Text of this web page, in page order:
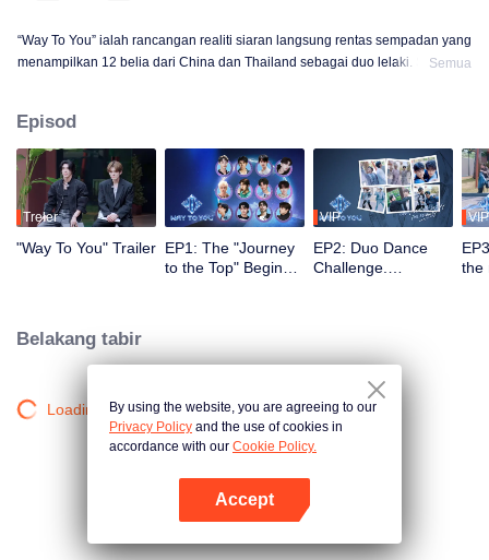
“Way To You” ialah rancangan realiti siaran langsung rentas sempadan yang
menampilkan 12 belia dari China dan Thailand sebagai duo lelaki. Selama
yang paling popular dengan kimia terkuat akan membuat debut di pentas
global.
Semua
Episod
Treler
"Way To You" Trailer EP1: The "Journey
to the Top" Begins -
VIP
EP2: Duo Dance
Challenge.
VIP
the
Belakang tabir
Loading…By using the website, you are agreeing to our
Privacy Policy and the use of cookies in
accordance with our Cookie Policy.
Accept